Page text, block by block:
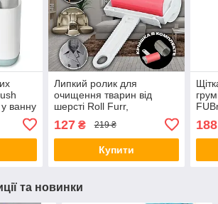
ванну
Липкий ролик для
очищення тварин від
шерсті Roll Furr,
Багаторазовий ролик для
чищення одягу від шерсті
127₴ 219 ₴
Купити
188
та новинки